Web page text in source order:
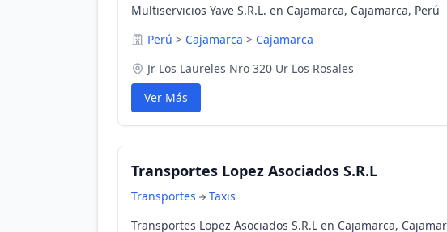
Multiservicios Yave S.R.L. en Cajamarca, Cajamarca, Perú
Perú > Cajamarca > Cajamarca
Jr Los Laureles Nro 320 Ur Los Rosales
Ver Más
Transportes Lopez Asociados S.R.L
Transportes
Taxis
Transportes Lopez Asociados S.R.L en Cajamarca,